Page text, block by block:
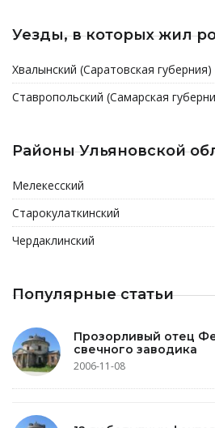
Уезды, в которых жил
Хвалынский (Саратовская губерния)
Ставропольский (Самарская
Районы Ульяновской
Мелекесский
Старокулаткинский
Чердаклинский
Популярные статьи
Прозорливый отец
свечного заводика
2006-11-08